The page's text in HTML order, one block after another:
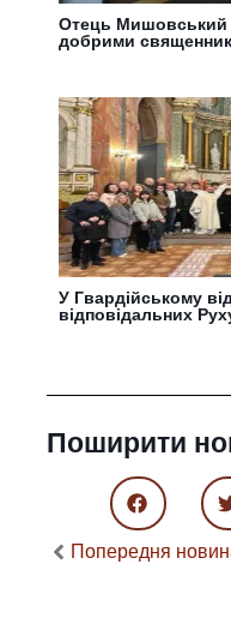
Отець Мишовський
добрими
У Гвардійському
відповідальних
Поширити
Попередня